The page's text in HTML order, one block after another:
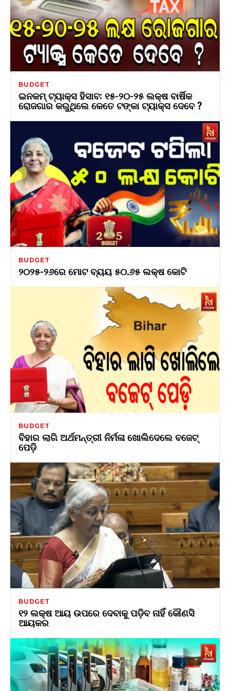
BUDGET
ଇନକମ୍ ଟ୍ୟାକ୍ସ ହିସାବ: ୧୫-୨୦-୨୫ ଲକ୍ଷ ବାର୍ଷିକ
ରୋଜଗାର କରୁଥିଲେ କେତେ ଟଙ୍କା ଟ୍ୟାକ୍ସ ଦେବେ ?
BUDGET
୨୦୨୫-୨୬ରେ ମୋଟ ବ୍ୟୟ ୫୦.୬୫ ଲକ୍ଷ କୋଟି
BUDGET
ବିହାର ଲାଗି ଅର୍ଥମନ୍ତ୍ରୀ ନିର୍ମଳା ଖୋଲିଦେଲେ ବଜେଟ୍
ପେଡ଼ି
BUDGET
୧୨ ଲକ୍ଷ ଆୟ ଉପରେ ଦେବାକୁ ପଡ଼ିବ ନାହିଁ କୌଣସି
ଆୟକର